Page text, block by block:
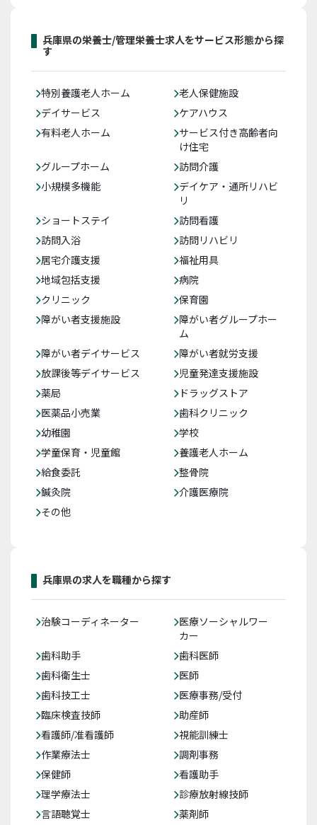
兵庫県の栄養士/管理栄養士求人をサービス形態から探
す
特別養護老人ホーム
老人保健施設
デイサービス
ケアハウス
有料老人ホーム
サービス付き高齢者向
け住宅
グループホーム
訪問介護
小規模多機能
デイケア・通所リハビ
リ
ショートステイ
訪問看護
訪問入浴
訪問リハビリ
居宅介護支援
福祉用具
地域包括支援
病院
クリニック
保育園
障がい者支援施設
障がい者グループホー
ム
障がい者デイサービス
障がい者就労支援
放課後等デイサービス
児童発達支援施設
薬局
ドラッグストア
医薬品小売業
歯科クリニック
幼稚園
学校
学童保育・児童館
養護老人ホーム
給食委託
整骨院
鍼灸院
介護医療院
その他
兵庫県の求人を職種から探す
治験コーディネーター
医療ソーシャルワー
カー
歯科助手
歯科医師
歯科衛生士
医師
歯科技工士
医療事務/受付
臨床検査技師
助産師
看護師/准看護師
視能訓練士
作業療法士
調剤事務
保健師
看護助手
理学療法士
診療放射線技師
言語聴覚士
薬剤師